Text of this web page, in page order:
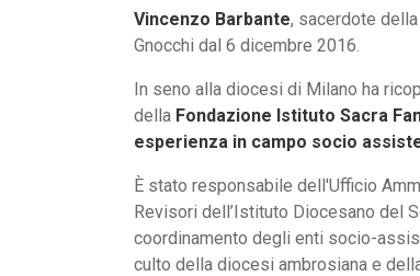
Vincenzo Barbante, sacerdote
Gnocchi dal 6 dicembre 2016.
In seno alla diocesi di Milano ha
della Fondazione Istituto Sacra
esperienza in campo socio
È stato responsabile dell'Ufficio
Revisori dell’Istituto Diocesano del
coordinamento degli enti socio-
culto della diocesi ambrosiana e